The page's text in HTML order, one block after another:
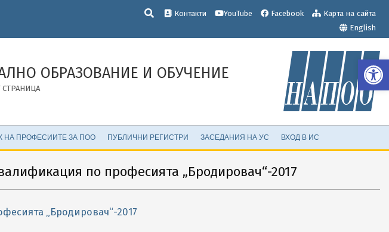
Търсене
Контакти YouTube Facebook
Карта на сайта
English
ОБРАЗОВАНИЕ И ОБУЧЕНИЕ
НА ПРОФЕСИИТЕ ЗА ПОО ПУБЛИЧНИ РЕГИСТРИ ЗАСЕДАНИЯ НА УС ВХОД В ИС
по професията „Бродировач“-2017
„Бродировач“-2017